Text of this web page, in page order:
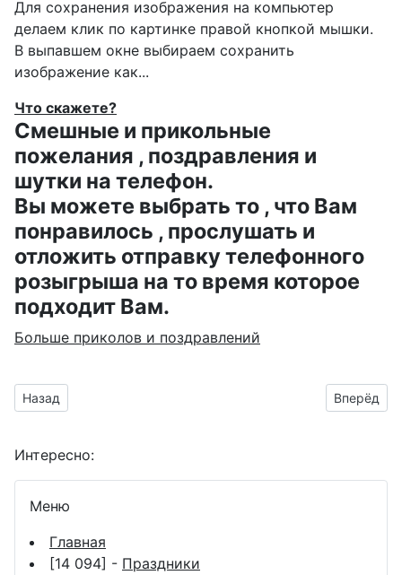
Для сохранения изображения на компьютер
делаем клик по картинке правой кнопкой мышки.
В выпавшем окне выбираем сохранить
изображение как...
Что скажете?
Смешные и прикольные
пожелания , поздравления и
шутки на телефон.
Вы можете выбрать то , что Вам
понравилось , прослушать и
отложить отправку телефонного
розыгрыша на то время которое
подходит Вам.
Больше приколов и поздравлений
Предыдущий материал: картинки с надписью - Аля, сднюхой
Назад Вперёд
Интересно:
Меню
Главная
[14 094] - Праздники